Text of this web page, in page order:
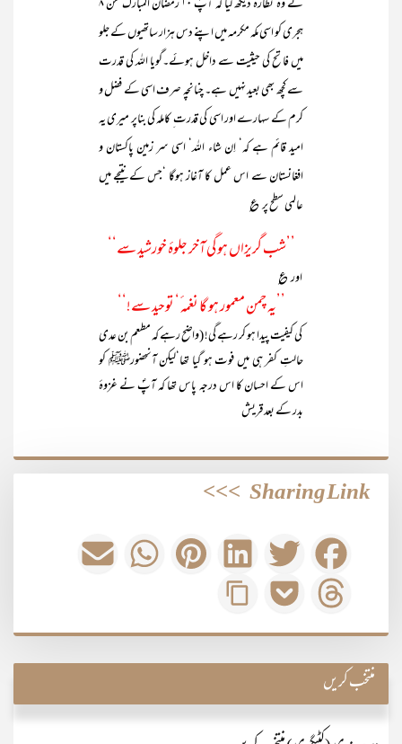
نے وہ نظارہ دیکھ لیا کہ آپؐ ۱۰ رمضان المبارک سن ۸
ہجری کو اسی مکہ مکرمہ میں اپنے دس ہزار ساتھیوں کے جلو
میں فاتح کی حیثیت سے داخل ہوئے۔گویا اللہ کی قدرت
سے کچھ بھی بعید نہیں ہے۔ چنانچہ صرف اسی کے فضل و
کرم کے سہارے اور اسی کی قدرت ِ کاملہ کی بناپر میری یہ
امید قائم ہے کہ‘ اِن شاء اللہ‘ اسی سر زمین پاکستان و
افغانستان سے اس عمل کا آغاز ہوگا ‘جس کے نتیجے میں
عالمی سطح پر ؏
’’شب گریزاں ہو گی آخر جلوۂ خورشید سے‘‘
اور ؏
’’یہ چمن معمور ہو گا نغمہ ٔ‘ توحید سے!‘‘
کی کیفیت پیدا ہو کر رہے گی! (واضح رہے کہ مطعم بن عدی
حالتِ کفر ہی میں فوت ہو گیا تھا‘لیکن آنحضورﷺ کو
اس کے احسان کا اس درجہ پاس تھا کہ آپؐ نے غزوۂ
بدر کے بعد قریش
Sharing Link
>>>
منتخب کریں